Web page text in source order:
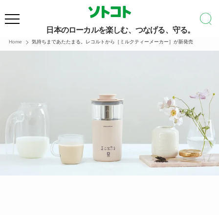
日本のローカルを楽しむ、つなげる、守る。
Home 気持ちまであたたまる。レコルトから［ミルクティーメーカー］が新発売